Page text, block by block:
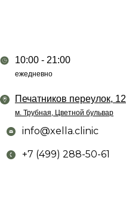
Печатников переулок, 12
м. Трубная, Цветной бульвар
10:00 - 21:00
ежедневно
info@xella.clinic
+7 (499) 288-50-61